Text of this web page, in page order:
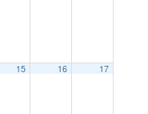
15 16 17